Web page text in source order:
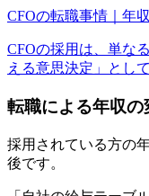
CFOの転職事情｜年
CFOの採用は、単な
える意思決定」とし
転職による年収の
採用されている方の
後です。